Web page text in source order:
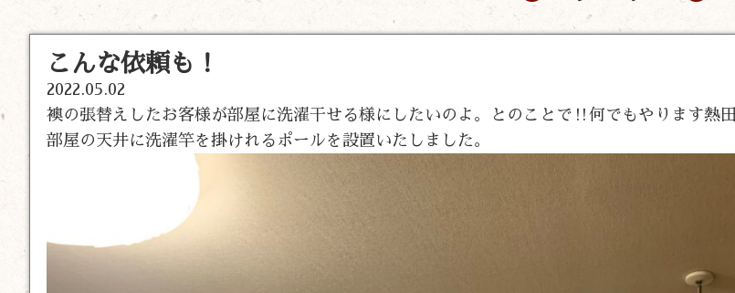
こんな依頼も！
2022.05.02
襖の張替えしたお客様が部屋に洗濯干せる様にしたいのよ。とのことで‼︎何でもやります熱
部屋の天井に洗濯竿を掛けれるポールを設置いたしました。